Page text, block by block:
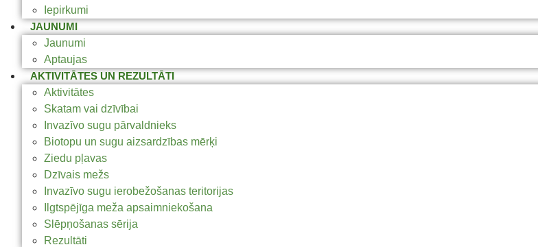
Iepirkumi
JAUNUMI
Jaunumi
Aptaujas
AKTIVITĀTES UN REZULTĀTI
Aktivitātes
Skatam vai dzīvībai
Invazīvo sugu pārvaldnieks
Biotopu un sugu aizsardzības mērķi
Ziedu pļavas
Dzīvais mežs
Invazīvo sugu ierobežošanas teritorijas
Ilgtspējīga meža apsaimniekošana
Slēpņošanas sērija
Rezultāti